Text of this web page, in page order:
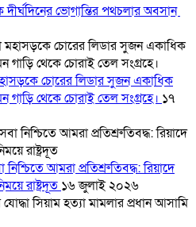
ভোগান্তির পথচলার অবসান
চোরের লিডার সুজন একাধিক
গাড়ি থেকে চোরাই তেল সংগ্রহে। ১৭
নিশ্চিতে আমরা প্রতিশ্রুতিবদ্ধ: রিয়াদে
রাষ্ট্রদূত ১৬ জুলাই ২০২৬